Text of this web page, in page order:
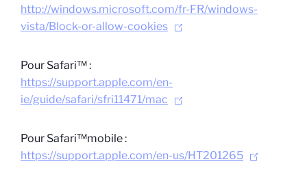
http://windows.microsoft.com/fr-FR/windows-
vista/Block-or-allow-cookies
Pour Safari™ :
https://support.apple.com/en-
ie/guide/safari/sfri11471/mac
Pour Safari™mobile :
https://support.apple.com/en-us/HT201265